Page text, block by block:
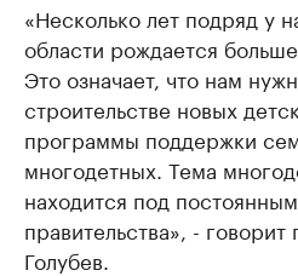
«Несколько лет подряд у
области рождается
Это означает, что нам
строительстве новых
программы поддержки
многодетных. Тема
находится под
правительства», -
Голубев.